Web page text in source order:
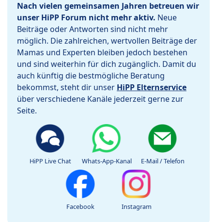
Nach vielen gemeinsamen Jahren betreuen wir
unser HiPP Forum nicht mehr aktiv. Neue
Beiträge oder Antworten sind nicht mehr
möglich. Die zahlreichen, wertvollen Beiträge der
Mamas und Experten bleiben jedoch bestehen
und sind weiterhin für dich zugänglich. Damit du
auch künftig die bestmögliche Beratung
bekommst, steht dir unser HiPP Elternservice
über verschiedene Kanäle jederzeit gerne zur
Seite.
HiPP Live Chat Whats-App-Kanal E-Mail / Telefon
Facebook Instagram